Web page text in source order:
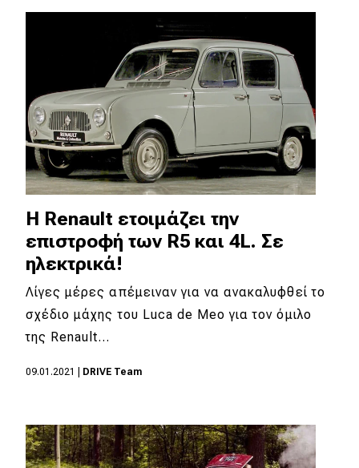
H Renault ετοιμάζει την
επιστροφή των R5 και 4L. Σε
ηλεκτρικά!
Λίγες μέρες απέμειναν για να ανακαλυφθεί το
σχέδιο μάχης του Luca de Meo για τον όμιλο
της Renault…
09.01.2021 DRIVE Team